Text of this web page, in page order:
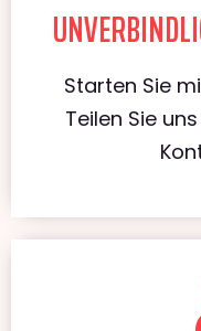
Starten Sie
Teilen Sie